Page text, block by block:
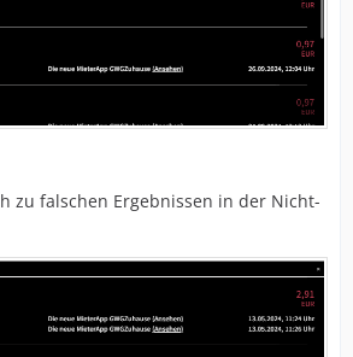
zu falschen Ergebnissen in der Nicht-